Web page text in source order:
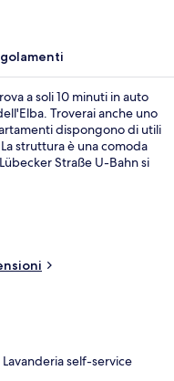
a soli 10 minuti in auto
Troverai anche uno
dispongono di utili
struttura è una comoda
Straße U-Bahn si
Lavanderia self-service